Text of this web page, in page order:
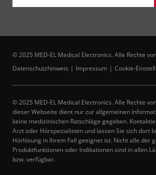
© 2025 MED-EL Medical Electronics. Alle Rechte
Datenschutzhinweis
Impressum Cookie-
© 2025 MED-EL Medical Electronics. Alle Rechte
dieser Webseite dient nur zur allgemeinen
keine medizinischen Ratschläge gegeben.
Arzt oder Hörspezialisten und lassen Sie sich dort
Hörlösung in Ihrem Fall geeignet ist. Nicht alle der
Produktfunktionen oder Indikationen sind in allen
bzw. verfügbar.